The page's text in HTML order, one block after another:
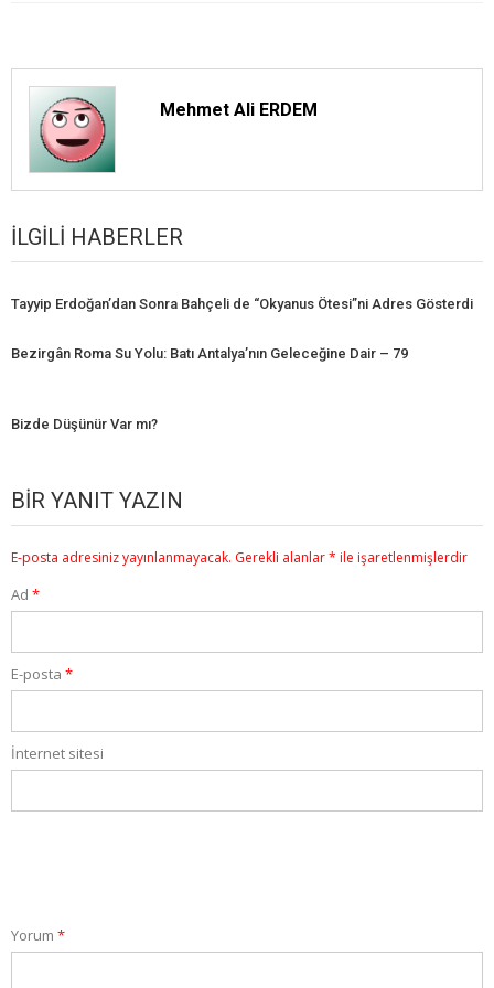
Mehmet Ali ERDEM
İLGILI HABERLER
Tayyip Erdoğan’dan Sonra Bahçeli de “Okyanus Ötesi”ni Adres Gösterdi
Bezirgân Roma Su Yolu: Batı Antalya’nın Geleceğine Dair – 79
Bizde Düşünür Var mı?
BIR YANIT YAZIN
E-posta adresiniz yayınlanmayacak. Gerekli alanlar* ile işaretlenmişlerdir
Ad *
E-posta *
İnternet sitesi
Yorum *